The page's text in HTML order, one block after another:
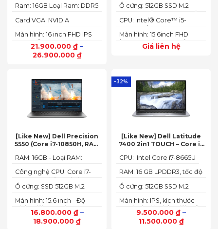
16″ FHD 165Hz)
21.900.000 ₫ –
26.900.000 ₫
Màn hình: 16 inch FHD IPS
165Hz SlimBezel, sRGB
100%, Acer ComfyView,
500 nits
Card VGA: NVIDIA
(140W)
Ram: 16GB Loại Ram: DDR5
to 4.70 GHz, 24MB)
Giá liên hệ
Màn hình: 15.6inch FHD
(1920x1080) IPS 300nits
Anti-glare, 100%sRGB,
CPU: Intel® Core™ i5-
12450HX (2.00GHz up to
4.40GHz, 12MB Cache)
Ổ cứng: 512GB SSD M.2
2242 PCIe® 4.0x4 NVMe®
[Like New] Dell Precision
5550 (Core i7-10850H, RAM
Quadro T1000 4G, Màn
15.6” FHD+)
16.800.000 ₫–
18.900.000 ₫
Màn hình: 15.6 inch - Độ
phân giải: FHD+ (1920 x
1200 px)
Ổ cứng: SSD 512GB M.2
Công nghệ CPU: Core i7-
10750H, 6 nhân, 12 luồng
RAM: 16GB - Loại RAM:
-32%
[Like New] Dell Latitude
7400 2in1 TOUCH – Core i7
màn hình 14 inch FHD Cảm
9.500.000 ₫ –
11.500.000 ₫
Màn hình: IPS, kích thước
14.0 inch, độ phân giải Full
HD (1920 x 1080)
Ổ cứng: 512GB SSD M.2
RAM: 16 GB LPDDR3, tốc độ
CPU: Intel Core i7-8665U